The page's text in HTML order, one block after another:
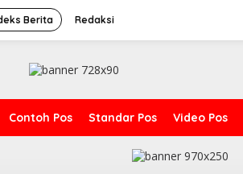
Berita Redaksi
Contoh Pos Standar Pos Video Pos